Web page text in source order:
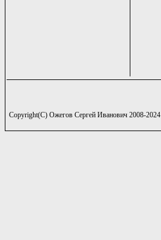
Copyright(C) Ожегов Сергей Иванович 2008-2024